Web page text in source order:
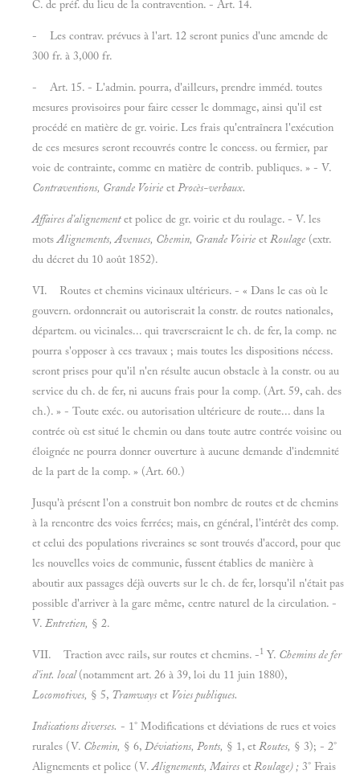
C. de préf. du lieu de la contravention. - Art. 14.
- Les contrav. prévues à l'art. 12 seront punies d'une amende de
300 fr. à 3,000 fr.
- Art. 15. - L'admin. pourra, d'ailleurs, prendre imméd. toutes
mesures provisoires pour faire cesser le dommage, ainsi qu'il est
procédé en matière de gr. voirie. Les frais qu'entraînera l'exécution
de ces mesures seront recouvrés contre le concess. ou fermier, par
voie de contrainte, comme en matière de contrib. publiques. » - V.
Contraventions, Grande Voirie etProcès-verbaux.
Affaires d'alignementet police de gr. voirie et du roulage. - V. les
motsAlignements, Avenues, Chemin, Grande Voirie etRoulage (extr.
du décret du 10 août 1852).
VI. Routes et chemins vicinaux ultérieurs. - « Dans le cas où le
gouvern. ordonnerait ou autoriserait la constr. de routes nationales,
départem. ou vicinales... qui traverseraient le ch. de fer, la comp. ne
pourra s'opposer à ces travaux ; mais toutes les dispositions nécess.
seront prises pour qu'il n'en résulte aucun obstacle à la constr. ou au
service du ch. de fer, ni aucuns frais pour la comp. (Art. 59, cah. des
ch.). » - Toute exéc. ou autorisation ultérieure de route... dans la
contrée où est situé le chemin ou dans toute autre contrée voisine ou
éloignée ne pourra donner ouverture à aucune demande d'indemnité
de la part de la comp. » (Art. 60.)
Jusqu'à présent l'on a construit bon nombre de routes et de chemins
à la rencontre des voies ferrées; mais, en général, l'intérêt des comp.
et celui des populations riveraines se sont trouvés d'accord, pour que
les nouvelles voies de communie, fussent établies de manière à
aboutir aux passages déjà ouverts sur le ch. de fer, lorsqu'il n'était pas
possible d'arriver à la gare même, centre naturel de la circulation. -
V. Entretien, § 2.
VII. Traction avec rails, sur routes et chemins. -1 Y. Chemins de fer
d'int. local(notamment art. 26 à 39, loi du 11 juin 1880),
Locomotives, § 5, Tramways et Voies publiques.
Indications diverses. - 1° Modifications et déviations de rues et voies
rurales (V. Chemin, § 6, Déviations, Ponts, § 1, etRoutes, § 3); - 2°
Alignements et police (V.Alignements, Maires etRoulage) ; 3° Frais